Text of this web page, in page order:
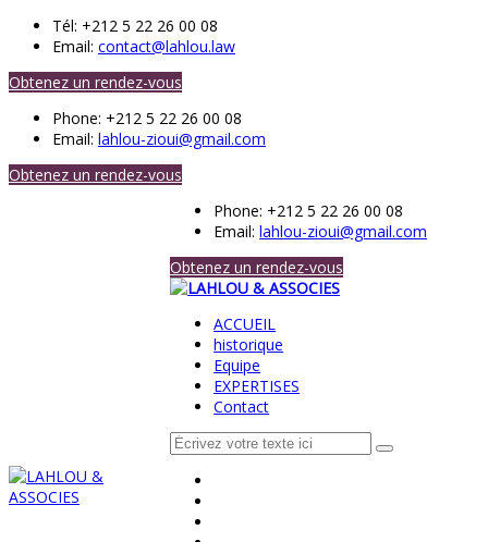
Tél: +212 5 22 26 00 08
Email: contact@lahlou.law
Obtenez un rendez-vous
Phone: +212 5 22 26 00 08
Email: lahlou-zioui@gmail.com
Obtenez un rendez-vous
Phone: +212 5 22 26 00 08
Email:lahlou-zioui@gmail.com
Obtenez un rendez-vous
ACCUEIL
historique
Equipe
EXPERTISES
Contact